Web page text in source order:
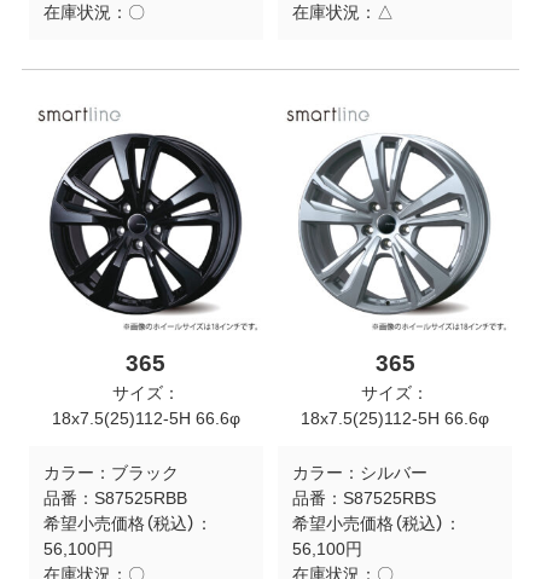
在庫状況： 〇
在庫状況： △
365
サイズ：
18x7.5(25)112-5H 66.6φ
カラー： ブラック
品番： S87525RBB
希望小売価格（税込）：
56,100円
在庫状況： 〇
365
サイズ：
18x7.5(25)112-5H 66.6φ
カラー： シルバー
品番： S87525RBS
希望小売価格（税込）：
56,100円
在庫状況： 〇